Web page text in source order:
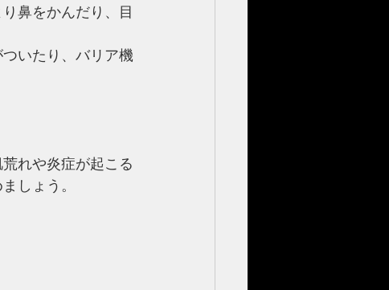
鼻をかんだり、目
いたり、バリア機
れや炎症が起こる
しょう。